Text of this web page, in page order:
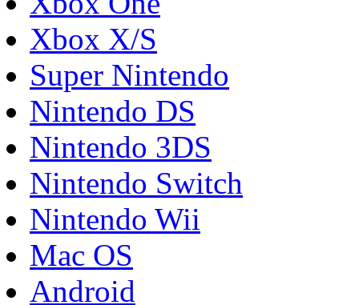
Xbox X/S
Super Nintendo
Nintendo DS
Nintendo 3DS
Nintendo Switch
Nintendo Wii
Mac OS
Android